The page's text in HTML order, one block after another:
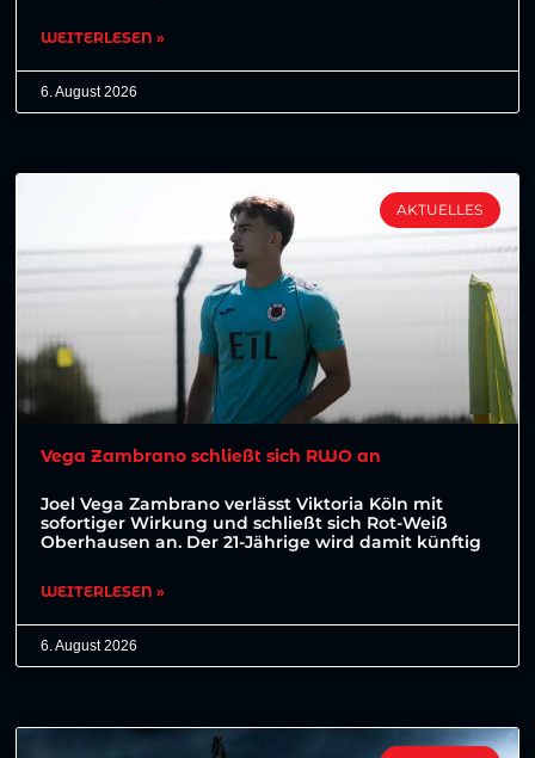
WEITERLESEN »
6. August 2026
AKTUELLES
Vega Zambrano schließt sich RWO an
Joel Vega Zambrano verlässt Viktoria Köln mit
sofortiger Wirkung und schließt sich Rot-Weiß
Oberhausen an. Der 21-Jährige wird damit künftig
WEITERLESEN »
6. August 2026